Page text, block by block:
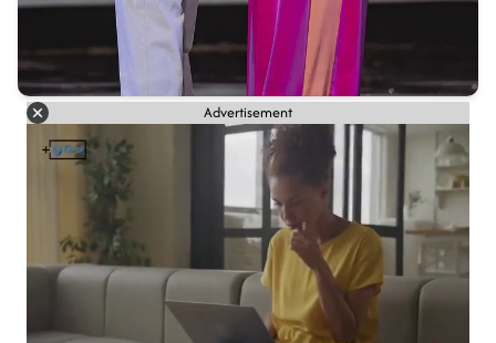
Advertisement